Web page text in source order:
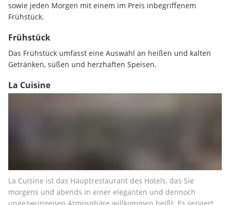
sowie jeden Morgen mit einem im Preis inbegriffenem
Frühstück.
Frühstück
Das Frühstück umfasst eine Auswahl an heißen und kalten
Getränken, süßen und herzhaften Speisen.
La Cuisine
La Cuisine ist das Hauptrestaurant des Hotels, das Sie
morgens und abends in einer eleganten und dennoch